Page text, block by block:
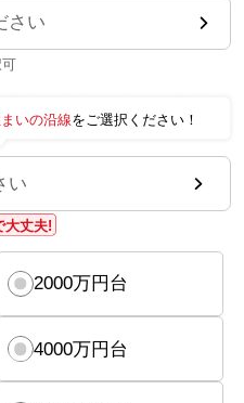
さい
いの沿線をご選択ください！
い
大丈夫!
2000万円台
4000万円台